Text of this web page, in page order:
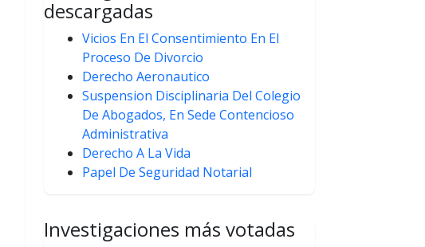
descargadas
Vicios En El Consentimiento En El
Proceso De Divorcio
Derecho Aeronautico
Suspension Disciplinaria Del Colegio
De Abogados, En Sede Contencioso
Administrativa
Derecho A La Vida
Papel De Seguridad Notarial
Investigaciones más votadas